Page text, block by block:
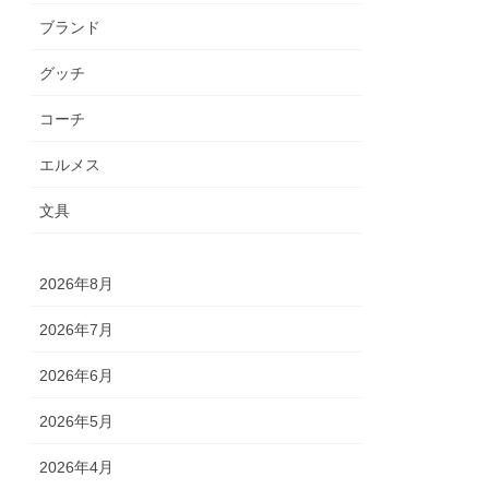
ブランド
グッチ
コーチ
エルメス
文具
2026年8月
2026年7月
2026年6月
2026年5月
2026年4月